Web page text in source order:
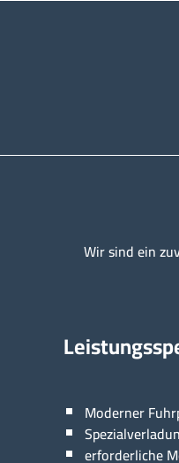
Wir sind ein
Moderner
erforderliche